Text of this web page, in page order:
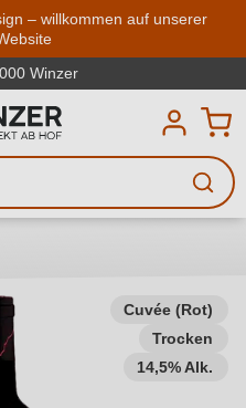
Zum Hauptinhalt springen
– willkommen auf unserer
Winzer
Cuvée (Rot)
Trocken
14,5% Alk.
welchen Wein
Geschmack,
oder anderen